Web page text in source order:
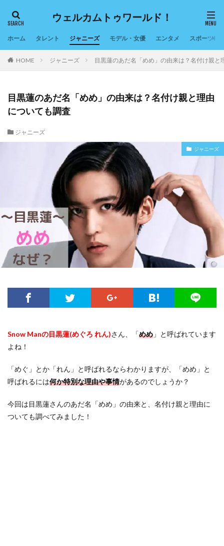
ウェルカムトゥワールド！
ホーム タレント ジャニーズ モデル・女優 エンタメ スポーツ
HOME ジャニーズ 目黒蓮のあだ名「めめ」の由来は？名付け親と
目黒蓮のあだ名「めめ」の由来は？名付け親と理由
についても調査
ジャニーズ
ジャニーズ
Snow Manの目黒蓮(めぐろ れん)さん、「めめ 」と呼ばれています
よね！
「めぐ」とか「れん」と呼ばれるならわかりますが、「めめ」と
呼ばれるには何か特別な理由や事情があるのでしょうか？
今回は目黒蓮さんのあだ名「めめ」の由来と、名付け親と理由に
ついても調べてみました！